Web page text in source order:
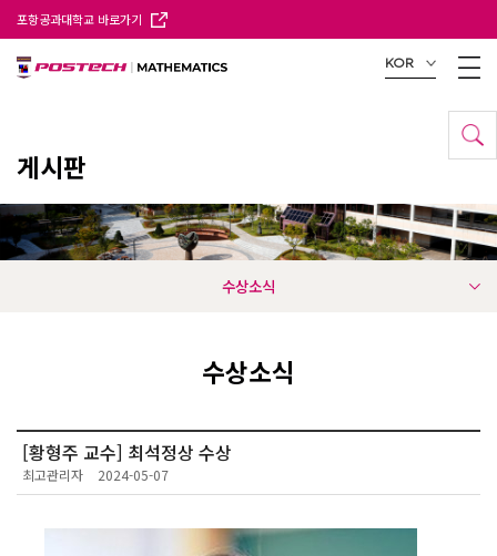
포항공과대학교 바로가기
KOR
게시판
수상소식
수상소식
[황형주 교수] 최석정상 수상
최고관리자 2024-05-07